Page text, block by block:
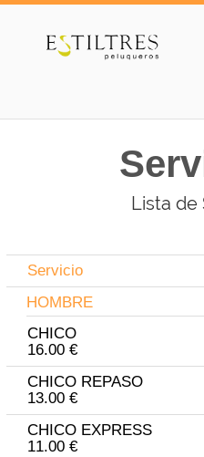
Lista de
Servicio
HOMBRE
CHICO
16.00 €
CHICO REPASO
13.00 €
CHICO EXPRESS
11.00 €